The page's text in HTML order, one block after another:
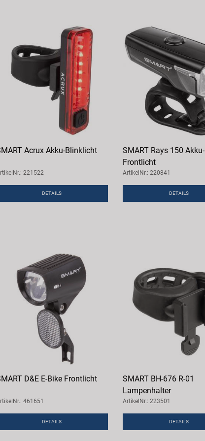
Acrux Akku-Blinklicht
221522
DETAILS
SMART Rays 150 Akku-
Frontlicht
ArtikelNr.: 220841
DETAILS
D&E E-Bike Frontlicht
461651
DETAILS
SMART BH-676 R-01
Lampenhalter
ArtikelNr.: 223501
DETAILS